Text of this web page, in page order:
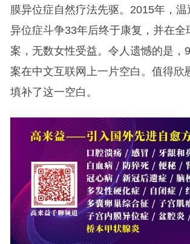
膜异位症自然疗法先驱。2015年，
异位症斗争33年后终于康复，并在全
案，无数女性受益。令人遗憾的是，
案在中文互联网上一片空白。值得欣
填补了这一空白。